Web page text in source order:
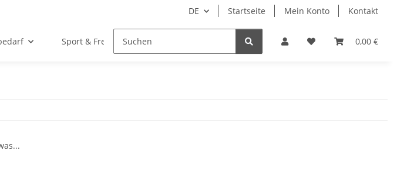
DE Startseite Mein Konto Kontakt
0,00 €
Sport & Freizeit Wellness Zubehör